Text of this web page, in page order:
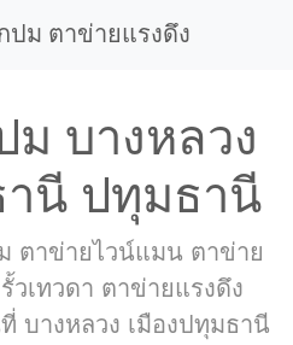
ปม ตาข่ายแรงดึง
บางหลวง
านี ปทุมธานี
ตาข่ายไวน์แมน ตาข่าย
วเทวดา ตาข่ายแรงดึง
บางหลวง เมืองปทุมธานี